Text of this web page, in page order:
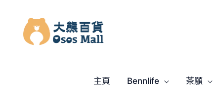
主頁 Bennlife 茶願